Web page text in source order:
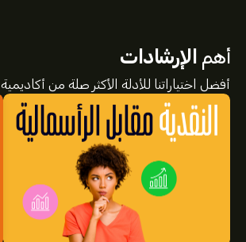
أهم الإرشادات
أفضل اختياراتنا للأدلة الأكثر صلة من أكاديمية eToro